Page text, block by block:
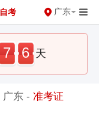
自考 广东
7 6 天
广东 -准考证